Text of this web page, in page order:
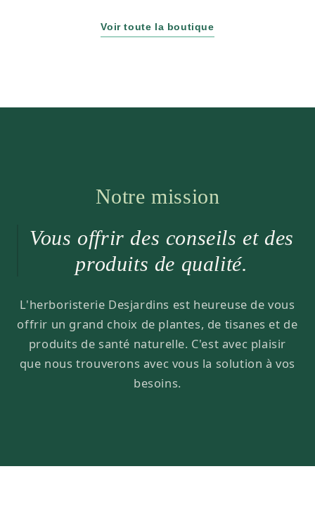
Voir toute la boutique
Notre mission
Vous offrir des conseils et des
produits de qualité.
L'herboristerie Desjardins est heureuse de vous
offrir un grand choix de plantes, de tisanes et de
produits de santé naturelle. C'est avec plaisir
que nous trouverons avec vous la solution à vos
besoins.